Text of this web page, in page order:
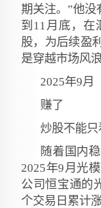
期关注。”他没
到11月底，在
股，为后续盈
是穿越市场风
2025年9月
赚了
炒股不能
随着国内
2025年9月光
公司恒宝通的
个交易日累计